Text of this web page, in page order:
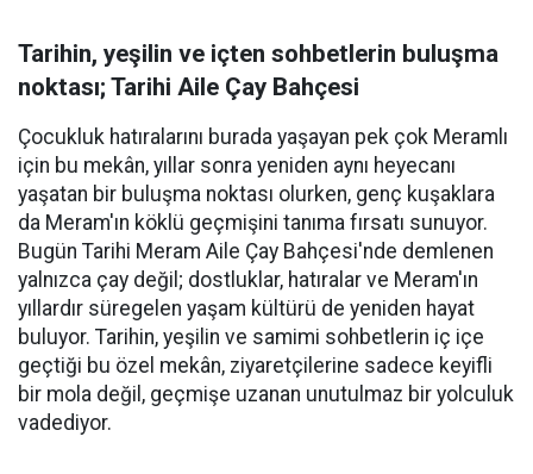
Tarihin, yeşilin ve içten sohbetlerin buluşma
noktası; Tarihi Aile Çay Bahçesi
Çocukluk hatıralarını burada yaşayan pek çok Meramlı
için bu mekân, yıllar sonra yeniden aynı heyecanı
yaşatan bir buluşma noktası olurken, genç kuşaklara
da Meram'ın köklü geçmişini tanıma fırsatı sunuyor.
Bugün Tarihi Meram Aile Çay Bahçesi'nde demlenen
yalnızca çay değil; dostluklar, hatıralar ve Meram'ın
yıllardır süregelen yaşam kültürü de yeniden hayat
buluyor. Tarihin, yeşilin ve samimi sohbetlerin iç içe
geçtiği bu özel mekân, ziyaretçilerine sadece keyifli
bir mola değil, geçmişe uzanan unutulmaz bir yolculuk
vadediyor.